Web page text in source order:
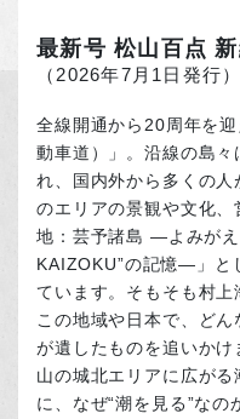
最新号 松山百点
（2026年7月1日発行）
全線開通から20周年を
動車道）」。沿線の島
れ、国内外から多くの人
のエリアの景観や文化、
地：芸予諸島 ―よみが
KAIZOKU”の記憶―」と
ています。そもそも村上
この地域や日本で、ど
が遺したものを追いか
山の城北エリアに広が
に、なぜ“潮を見る”な